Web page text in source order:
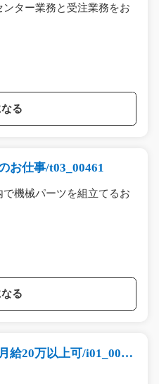
ター業務と受注業務をお
る
お仕事/t03_00461
機械パーツを組立てるお
る
20万以上可/i01_0086